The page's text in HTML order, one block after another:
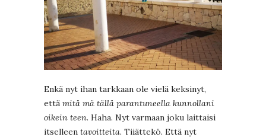
Enkä nyt ihan tarkkaan ole vielä keksinyt,
että mitä mä tällä parantuneella kunnollani
oikein teen. Haha. Nyt varmaan joku laittaisi
itselleen tavoitteita. Tiiättekö. Että nyt